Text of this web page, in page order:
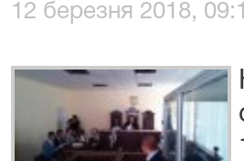
12 березня 2018,